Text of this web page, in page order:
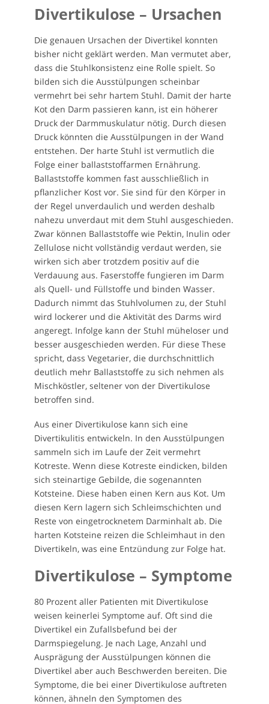
Divertikulose – Ursachen
Die genauen Ursachen der Divertikel konnten
bisher nicht geklärt werden. Man vermutet aber,
dass die Stuhlkonsistenz eine Rolle spielt. So
bilden sich die Ausstülpungen scheinbar
vermehrt bei sehr hartem Stuhl. Damit der harte
Kot den Darm passieren kann, ist ein höherer
Druck der Darmmuskulatur nötig. Durch diesen
Druck könnten die Ausstülpungen in der Wand
entstehen. Der harte Stuhl ist vermutlich die
Folge einer ballaststoffarmen Ernährung.
Ballaststoffe kommen fast ausschließlich in
pflanzlicher Kost vor. Sie sind für den Körper in
der Regel unverdaulich und werden deshalb
nahezu unverdaut mit dem Stuhl ausgeschieden.
Zwar können Ballaststoffe wie Pektin, Inulin oder
Zellulose nicht vollständig verdaut werden, sie
wirken sich aber trotzdem positiv auf die
Verdauung aus. Faserstoffe fungieren im Darm
als Quell- und Füllstoffe und binden Wasser.
Dadurch nimmt das Stuhlvolumen zu, der Stuhl
wird lockerer und die Aktivität des Darms wird
angeregt. Infolge kann der Stuhl müheloser und
besser ausgeschieden werden. Für diese These
spricht, dass Vegetarier, die durchschnittlich
deutlich mehr Ballaststoffe zu sich nehmen als
Mischköstler, seltener von der Divertikulose
betroffen sind.
Aus einer Divertikulose kann sich eine
Divertikulitis entwickeln. In den Ausstülpungen
sammeln sich im Laufe der Zeit vermehrt
Kotreste. Wenn diese Kotreste eindicken, bilden
sich steinartige Gebilde, die sogenannten
Kotsteine. Diese haben einen Kern aus Kot. Um
diesen Kern lagern sich Schleimschichten und
Reste von eingetrocknetem Darminhalt ab. Die
harten Kotsteine reizen die Schleimhaut in den
Divertikeln, was eine Entzündung zur Folge hat.
Divertikulose – Symptome
80 Prozent aller Patienten mit Divertikulose
weisen keinerlei Symptome auf. Oft sind die
Divertikel ein Zufallsbefund bei der
Darmspiegelung. Je nach Lage, Anzahl und
Ausprägung der Ausstülpungen können die
Divertikel aber auch Beschwerden bereiten. Die
Symptome, die bei einer Divertikulose auftreten
können, ähneln den Symptomen des